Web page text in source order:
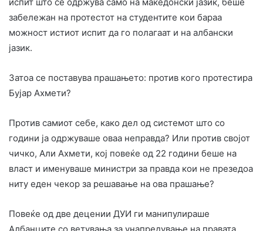
испит што се одржува само на македонски јазик, беше
забележан на протестот на студентите кои бараа
можност истиот испит да го полагаат и на албански
јазик.
Затоа се поставува прашањето: против кого протестира
Бујар Ахмети?
Против самиот себе, како дел од системот што со
години ја одржуваше оваа неправда? Или против својот
чичко, Али Ахмети, кој повеќе од 22 години беше на
власт и именуваше министри за правда кои не презедоа
ниту еден чекор за решавање на ова прашање?
Повеќе од две децении ДУИ ги манипулираше